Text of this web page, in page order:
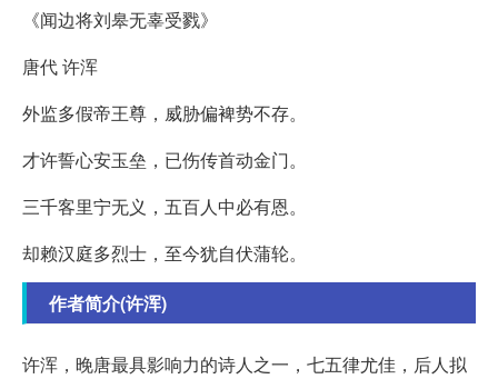
《闻边将刘皋无辜受戮》
唐代 许浑
外监多假帝王尊，威胁偏裨势不存。
才许誓心安玉垒，已伤传首动金门。
三千客里宁无义，五百人中必有恩。
却赖汉庭多烈士，至今犹自伏蒲轮。
作者简介(许浑)
许浑，晚唐最具影响力的诗人之一，七五律尤佳，后人拟